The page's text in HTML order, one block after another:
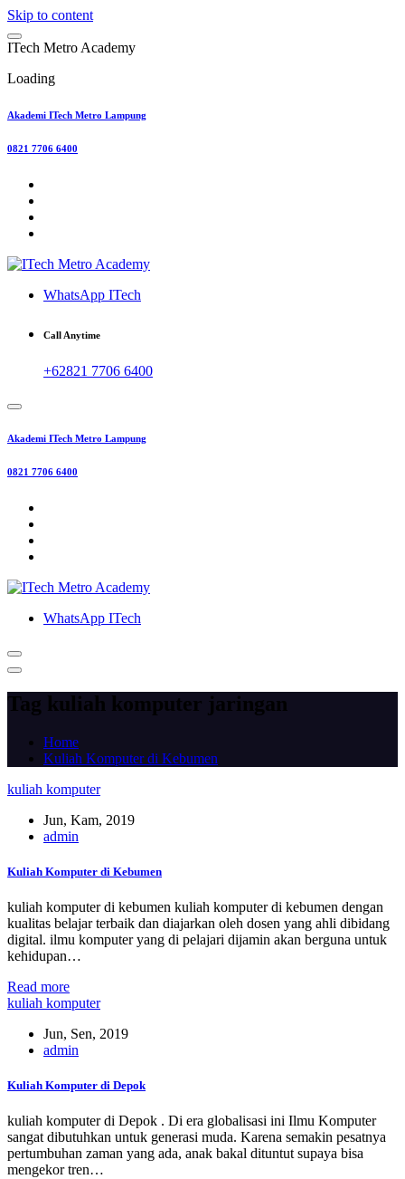
Skip to content
ITech Metro Academy
Loading
Akademi ITech Metro Lampung
0821 7706 6400
WhatsApp ITech
Call Anytime
+62821 7706 6400
Akademi ITech Metro Lampung
0821 7706 6400
WhatsApp ITech
Tag kuliah komputer jaringan
Home
Kuliah Komputer di Kebumen
kuliah komputer
Jun, Kam, 2019
admin
Kuliah Komputer di Kebumen
kuliah komputer di kebumen kuliah komputer di kebumen dengan
kualitas belajar terbaik dan diajarkan oleh dosen yang ahli dibidang
digital. ilmu komputer yang di pelajari dijamin akan berguna untuk
kehidupan…
Read more
kuliah komputer
Jun, Sen, 2019
admin
Kuliah Komputer di Depok
kuliah komputer di Depok . Di era globalisasi ini Ilmu Komputer
sangat dibutuhkan untuk generasi muda. Karena semakin pesatnya
pertumbuhan zaman yang ada, anak bakal dituntut supaya bisa
mengekor tren…